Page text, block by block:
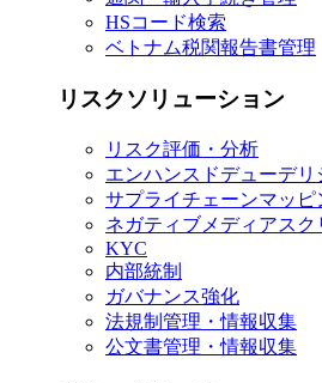
HSコード検索
ベトナム税関報告書管理
リスクソリューション
リスク評価・分析
エンハンスドデューデリ
サプライチェーンマッピ
ネガティブメディアスク
KYC
内部統制
ガバナンス強化
法規制管理・情報収集
公文書管理・情報収集